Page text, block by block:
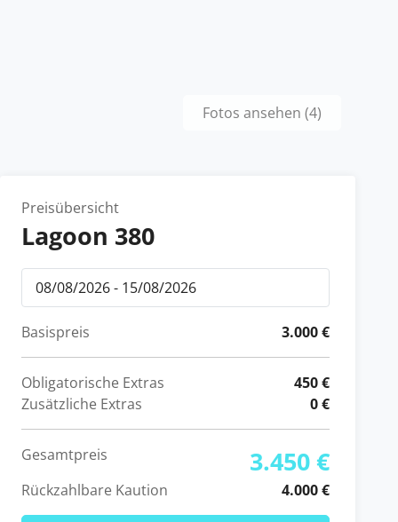
Fotos ansehen (4)
Preisübersicht
Lagoon 380
Basispreis 3.000 €
Obligatorische Extras
450 €
Zusätzliche Extras
0 €
Gesamtpreis 3.450 €
Rückzahlbare Kaution 4.000 €